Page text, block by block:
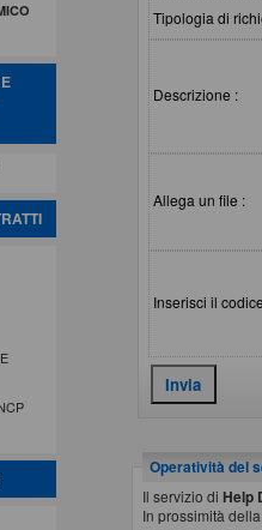
Tipologia di
Descrizione :
Allega un file :
Inserisci il
Operatività del
Il servizio di Help
In prossimità